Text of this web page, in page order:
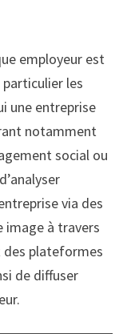
employeur est
les
une entreprise
notamment
social ou
via des
à travers
des plateformes
de diffuser